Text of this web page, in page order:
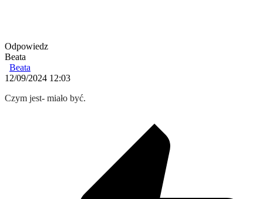
Odpowiedz
Beata
Beata
12/09/2024 12:03
Czym jest- miało być.